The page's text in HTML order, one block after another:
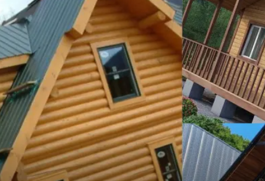
Bebek Giyim Dernekler ve Birlikler
çiçek İnternet
Tarım & Hayvancılık Endüstriyel Ürünler